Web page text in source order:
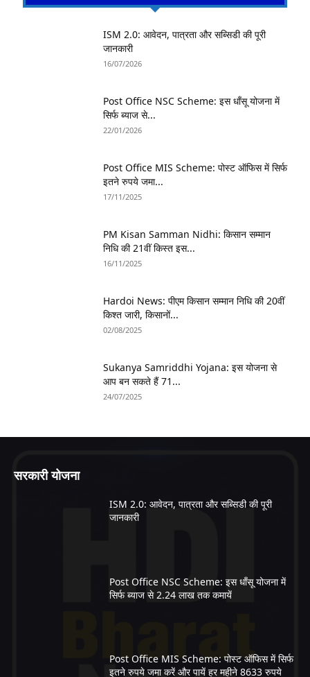
ISM 2.0: आवेदन, पात्रता और सब्सिडी की पूरी
जानकारी
16/07/2026
Post Office NSC Scheme: इस धाँसू योजना में
सिर्फ ब्याज से...
22/01/2026
Post Office MIS Scheme: पोस्ट ऑफिस में सिर्फ
इतने रुपये जमा...
17/11/2025
PM Kisan Samman Nidhi: किसान सम्मान
निधि की 21वीं किस्त इस...
16/11/2025
Hardoi News: पीएम किसान सम्मान निधि की 20वीं
किश्त जारी, किसानों...
02/08/2025
Sukanya Samriddhi Yojana: इस योजना से
आप बन सकते हैं 71...
24/07/2025
सरकारी योजना
ISM 2.0: आवेदन, पात्रता और सब्सिडी की पूरी
जानकारी
Post Office NSC Scheme: इस धाँसू योजना में
सिर्फ ब्याज से 2.24 लाख तक कमायें
Post Office MIS Scheme: पोस्ट ऑफिस में सिर्फ
इतने रुपये जमा करें और पायें हर महीने 8633 रुपये